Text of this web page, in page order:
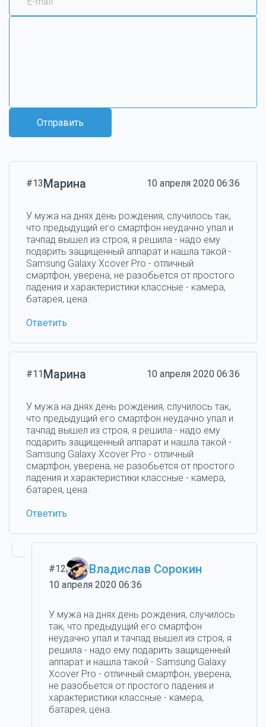
Отправить
#13Марина 10 апреля 2020 06:36
У мужа на днях день рождения, случилось так,
что предыдущий его смартфон неудачно упал и
тачпад вышел из строя, я решила - надо ему
подарить защищенный аппарат и нашла такой -
Samsung Galaxy Xcover Pro - отличный
смартфон, уверена, не разобьется от простого
падения и характеристики классные - камера,
батарея, цена.
Ответить
#11Марина 10 апреля 2020 06:36
У мужа на днях день рождения, случилось так,
что предыдущий его смартфон неудачно упал и
тачпад вышел из строя, я решила - надо ему
подарить защищенный аппарат и нашла такой -
Samsung Galaxy Xcover Pro - отличный
смартфон, уверена, не разобьется от простого
падения и характеристики классные - камера,
батарея, цена.
Ответить
#12 Владислав Сорокин
10 апреля 2020 06:36
У мужа на днях день рождения, случилось
так, что предыдущий его смартфон
неудачно упал и тачпад вышел из строя, я
решила - надо ему подарить защищенный
аппарат и нашла такой - Samsung Galaxy
Xcover Pro - отличный смартфон, уверена,
не разобьется от простого падения и
характеристики классные - камера,
батарея, цена.